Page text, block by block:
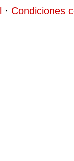
· Condiciones